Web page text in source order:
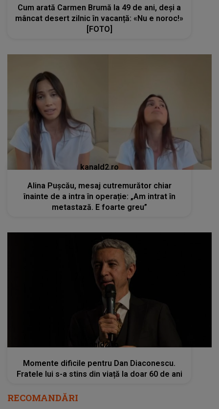
Cum arată Carmen Brumă la 49 de ani, deși a
mâncat desert zilnic în vacanță: «Nu e noroc!»
[FOTO]
kanald2.ro
Alina Pușcău, mesaj cutremurător chiar
înainte de a intra în operație: „Am intrat în
metastază. E foarte greu”
kanald2.ro
Momente dificile pentru Dan Diaconescu.
Fratele lui s-a stins din viață la doar 60 de ani
RECOMANDĂRI